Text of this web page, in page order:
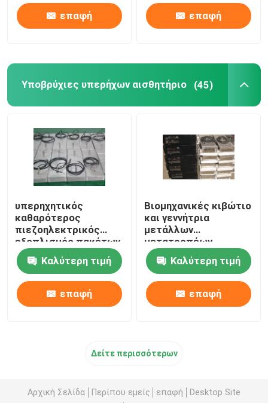
επαφή επαφή
Υποβρύχιες υπερήχων αισθητήριο (45)
υπερηχητικός
καθαρότερος
πιεζοηλεκτρικός
εξοπλισμός πακέτων
μετατροπέων 2kw
ImmersibleΚαλύτερη τιμή
επαφή
Βιομηχανικές κιβώτιο
και γεννήτρια
μετάλλων
μετατροπέων
Immersible
υπερηχητικές
καθαρίζοντας
Καλύτερη τιμή
επαφή
Δείτε περισσότερων
Αρχική Σελίδα Περίπου εμείς επαφή
Desktop Site